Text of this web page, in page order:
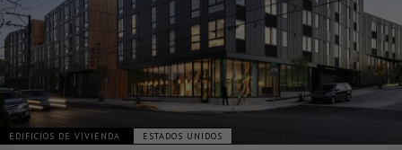
EDIFICIOS DE VIVIENDA ESTADOS UNIDOS